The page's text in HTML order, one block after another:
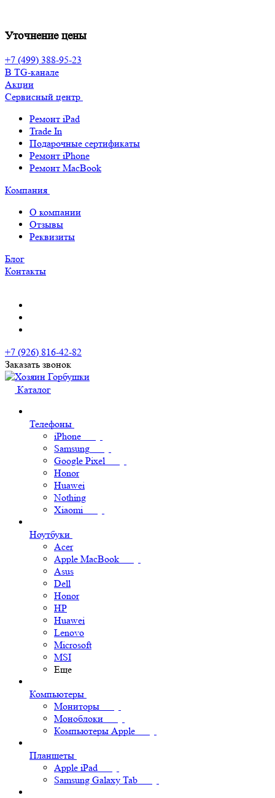
Уточнение цены
+7 (499) 388-95-23
В TG-канале
Акции
Сервисный центр
Ремонт iPad
Trade In
Подарочные сертификаты
Ремонт iPhone
Ремонт MacBook
Компания
О компании
Отзывы
Реквизиты
Блог
Контакты
+7 (926) 816-42-82
Заказать звонок
Каталог
Телефоны
iPhone
Samsung
Google Pixel
Honor
Huawei
Nothing
Xiaomi
Ноутбуки
Acer
Apple MacBook
Asus
Dell
Honor
HP
Huawei
Lenovo
Microsoft
MSI
Еще
Компьютеры
Мониторы
Моноблоки
Компьютеры Apple
Планшеты
Apple iPad
Samsung Galaxy Tab